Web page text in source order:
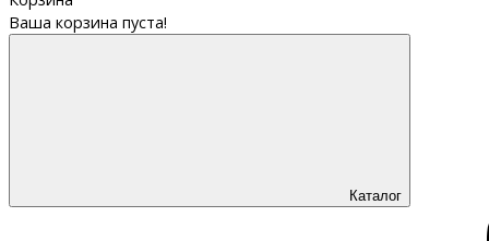
Ваша корзина пуста!
Каталог